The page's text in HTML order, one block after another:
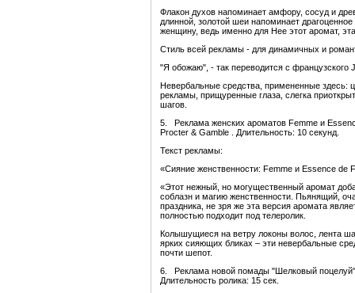
Флакон духов напоминает амфору, сосуд и
длинной, золотой шеи напоминает
женщину, ведь именно для Нее этот аромат,
Стиль всей рекламы - для динамичных и
"Я обожаю", - так переводится с французского
Невербальные средства, примененные здесь:
рекламы, прищуренные глаза, слегка
шагов.
5. Реклама женских ароматов Femme и
Procter & Gamble . Длительность: 10 секунд.
Текст рекламы:
«Сияние женственности: Femme и Essence de
«Этот нежный, но могущественный аромат
соблазн и магию женственности. Пьянящий,
праздника, не зря же эта версия аромата
полностью подходит под телеролик.
Колышущиеся на ветру локоны волос, лента
ярких сияющих бликах – эти невербальные
почти шепот.
6. Реклама новой помады "Шелковый
Длительность ролика: 15 сек.